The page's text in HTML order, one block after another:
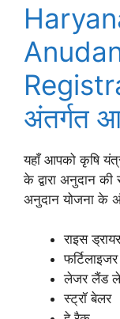
अंतर्गत
यहाँ आपको कृषि
के द्वारा अनुदान की
अनुदान योजना के
राइस ड्रायर
लेजर लैंड
स्ट्रॉ बेलर